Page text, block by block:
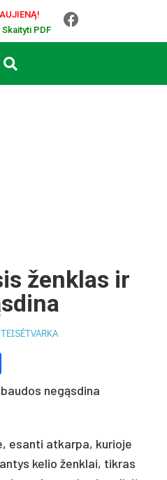
Skaityti PDF
ženklas ir
TEISĖTVARKA
negąsdina
esanti atkarpa, kurioje
kelio ženklai, tikras